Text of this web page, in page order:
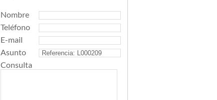
Nombre
Teléfono
E-mail
Asunto
Consulta